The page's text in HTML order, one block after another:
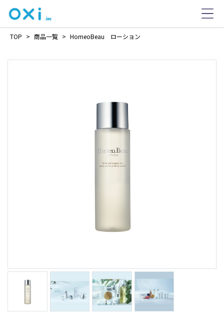
TOP > 商品一覧 > HomeoBeau ローション